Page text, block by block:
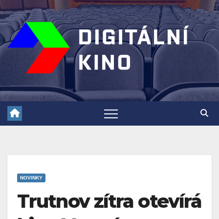
Skip
to
content
NOVINKY
Trutnov zítra otevírá